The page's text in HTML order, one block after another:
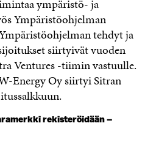
ympäristö- ja
Ympäristöohjelman
tehdyt ja
siirtyivät vuoden
Ventures -tiimin vastuulle.
Energy Oy siirtyi Sitran
rekisteröidään –